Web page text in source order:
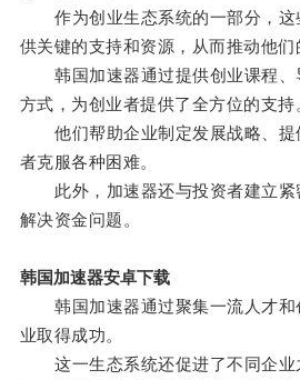
作为创业生态系统的一部分，这
供关键的支持和资源，从而推动他们
韩国加速器通过提供创业课程、
方式，为创业者提供了全方位的支持
他们帮助企业制定发展战略、提
者克服各种困难。
此外，加速器还与投资者建立紧
解决资金问题。
韩国加速器安卓下载
韩国加速器通过聚集一流人才和
业取得成功。
这一生态系统还促进了不同企业